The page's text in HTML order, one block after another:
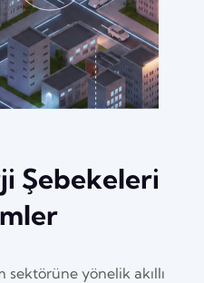
Şebekeleri
yönelik akıllı